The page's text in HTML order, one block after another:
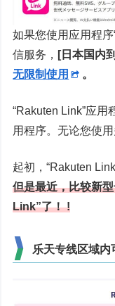
如果您使用应用程
信服务， [日本国内
无限制使用
。
“Rakuten Link”应
用程序。无论您使
起初，“Rakuten
但是最近，比较新
Link”了！ !
乐天专线区域内